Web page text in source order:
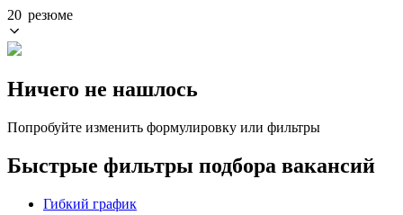
20 резюме
Ничего не нашлось
Попробуйте изменить формулировку или фильтры
Быстрые фильтры подбора вакансий
Гибкий график